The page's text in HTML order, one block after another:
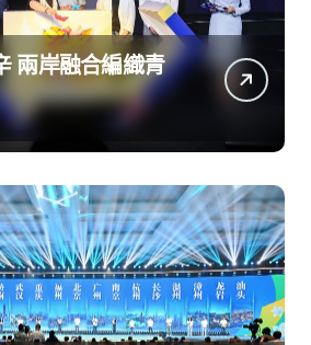
兩岸融合編織青